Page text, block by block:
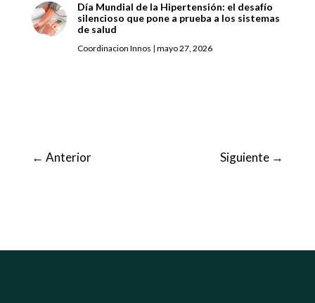
Día Mundial de la Hipertensión: el desafío
silencioso que pone a prueba a los sistemas
de salud
Coordinacion Innos | mayo 27, 2026
← Anterior Siguiente →